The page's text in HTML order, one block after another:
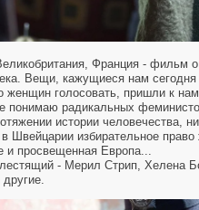
Франция - фильм
Вещи, кажущиеся нам
женщин голосовать, пришли к
понимаю радикальных
истории человечества,
Швейцарии избирательное
и просвещенная Европа...
- Мерил Стрип, Хелена